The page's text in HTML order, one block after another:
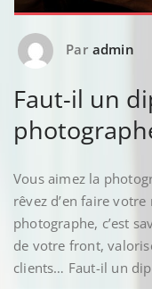
Par admin
Faut-il un
Vous aimez la
rêvez d’en faire
photographe, c’est
de votre front,
clients… Faut-il un